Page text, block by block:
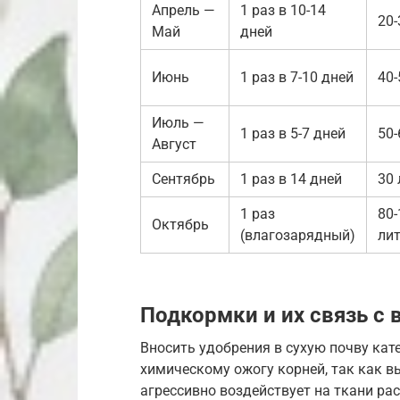
Апрель —
Май
1 раз в 10-14
дней
Июнь 1 раз в 7-10 дней
Июль —
Август
1 раз в 5-7 дней
Сентябрь 1 раз в 14 дней 30
Октябрь
1 раз
(влагозарядный)
Подкормки и их связь с
Вносить удобрения в сухую почву
химическому ожогу корней, так как
агрессивно воздействует на ткани